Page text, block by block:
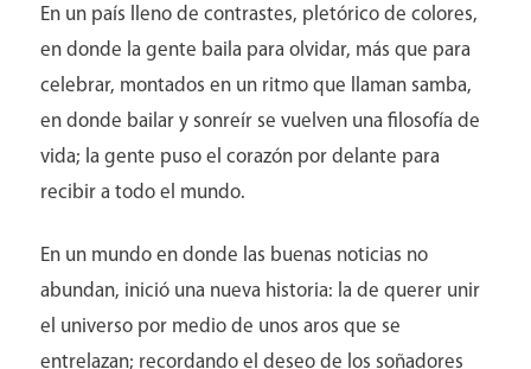
Catalogo de Eventos
En un país lleno de contrastes, pletórico de colores,
en donde la gente baila para olvidar, más que para
celebrar, montados en un ritmo que llaman samba,
en donde bailar y sonreír se vuelven una filosofía de
vida; la gente puso el corazón por delante para
recibir a todo el mundo.
En un mundo en donde las buenas noticias no
abundan, inició una nueva historia: la de querer unir
el universo por medio de unos aros que se
entrelazan; recordando el deseo de los soñadores